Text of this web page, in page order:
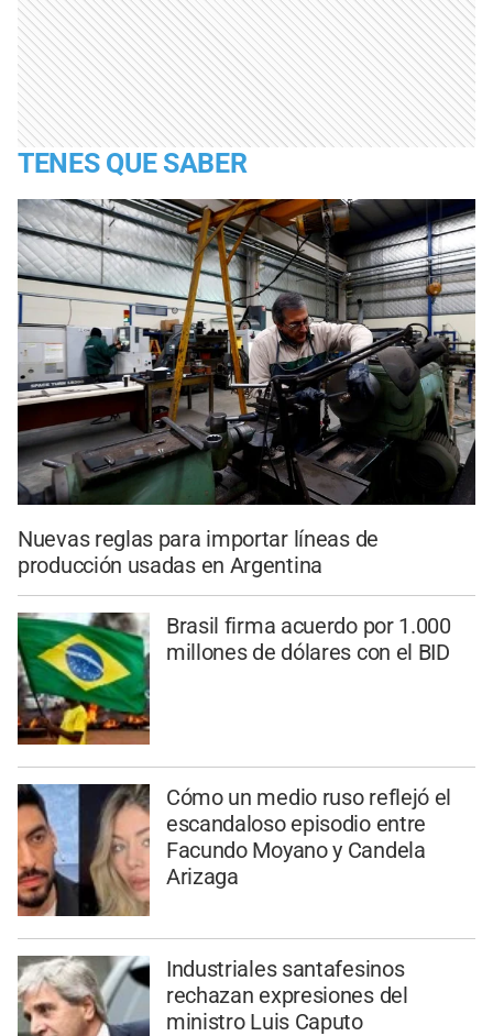
TENES QUE SABER
Nuevas reglas para importar líneas de
producción usadas en Argentina
Brasil firma acuerdo por 1.000
millones de dólares con el BID
Cómo un medio ruso reflejó el
escandaloso episodio entre
Facundo Moyano y Candela
Arizaga
Industriales santafesinos
rechazan expresiones del
ministro Luis Caputo